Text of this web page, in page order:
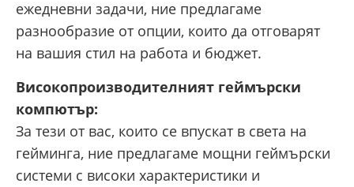
ежедневни задачи, ние предлагаме
разнообразие от опции, които да отговарят
на вашия стил на работа и бюджет.
Високопроизводителният геймърски
компютър:
За тези от вас, които се впускат в света на
гейминга, ние предлагаме мощни геймърски
системи с високи характеристики и